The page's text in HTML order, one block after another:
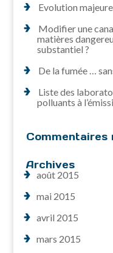
Evolution
Modifier une
matières
substantiel ?
De la fumée …
Liste des
polluants à
Commentaires
Archives
août 2015
mai 2015
avril 2015
mars 2015